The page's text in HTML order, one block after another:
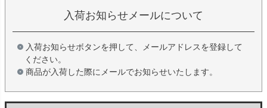
入荷お知らせメールについて
入荷お知らせボタンを押して、メールアドレスを登録して
ください。
商品が入荷した際にメールでお知らせいたします。